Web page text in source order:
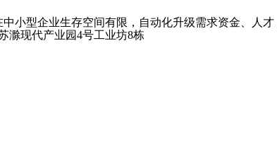
小型企业生存空间有限，自动化升级需求资金、人
滁现代产业园4号工业坊8栋